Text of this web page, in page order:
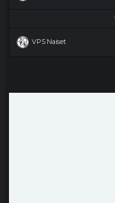
VPS Naiset